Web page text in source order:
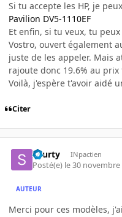
Si tu accepte les HP, je
Pavilion DV5-1110EF
Et enfin, si tu veux, tu
Vostro, ouvert également
juste de les appeler. Mais
rajoute donc 19.6% au prix
Voilà, j'espère t'avoir aidé
Citer
skurty INpactien
Posté(e) le 30 novembre
AUTEUR
Merci pour ces modèles,